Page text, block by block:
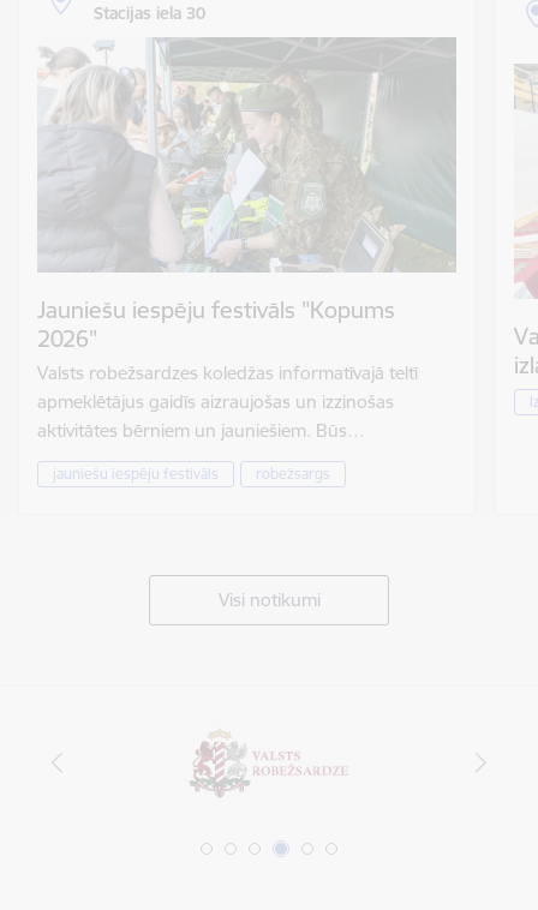
Stacijas iela 30
Jauniešu iespēju festivāls "Kopums
2026"
Valsts robežsardzes koledžas informatīvajā teltī
apmeklētājus gaidīs aizraujošas un izzinošas
aktivitātes bērniem un jauniešiem. Būs…
jauniešu iespēju festivāls robežsargs
Visi notikumi